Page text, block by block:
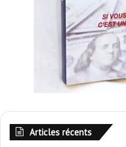
Articles récents